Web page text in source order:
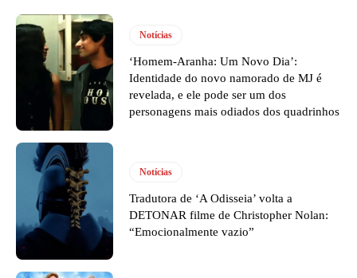
Notícias
‘Homem-Aranha: Um Novo Dia’:
Identidade do novo namorado de MJ é
revelada, e ele pode ser um dos
personagens mais odiados dos quadrinhos
Notícias
Tradutora de ‘A Odisseia’ volta a
DETONAR filme de Christopher Nolan:
“Emocionalmente vazio”